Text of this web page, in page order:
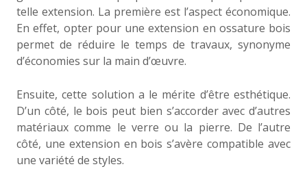
telle extension. La première est l’aspect économique.
En effet, opter pour une extension en ossature bois
permet de réduire le temps de travaux, synonyme
d’économies sur la main d’œuvre.
Ensuite, cette solution a le mérite d’être esthétique.
D’un côté, le bois peut bien s’accorder avec d’autres
matériaux comme le verre ou la pierre. De l’autre
côté, une extension en bois s’avère compatible avec
une variété de styles.